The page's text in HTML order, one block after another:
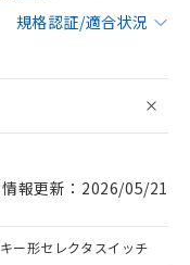
規格認証/適合状況
情報更新：2026/05/21
キー形セレクタスイッチ